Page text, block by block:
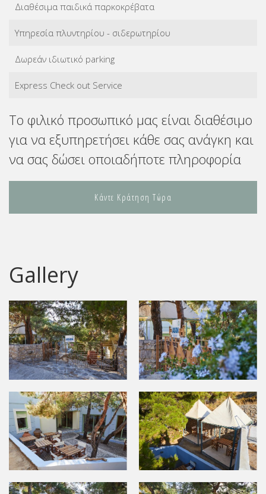
Διαθέσιμα παιδικά παρκοκρέβατα
Υπηρεσία πλυντηρίου - σιδερωτηρίου
Δωρεάν ιδιωτικό parking
Express Check out Service
Το φιλικό προσωπικό μας είναι διαθέσιμο
για να εξυπηρετήσει κάθε σας ανάγκη και
να σας δώσει οποιαδήποτε πληροφορία
Κάντε Κράτηση Τώρα
Gallery